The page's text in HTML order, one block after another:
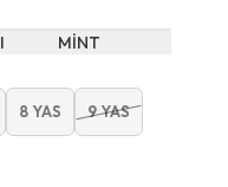
MİNT
8 YAS 9 YAS